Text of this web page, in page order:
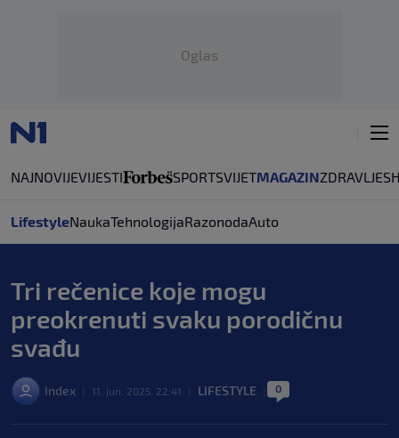
Oglas
NAJNOVIJEVIJESTI SPORTSVIJETMAGAZINZDRAVLJE
LifestyleNaukaTehnologijaRazonodaAuto
Tri rečenice koje mogu
preokrenuti svaku porodičnu
svađu
Index 11. jun. 2025. 22:41 LIFESTYLE 0